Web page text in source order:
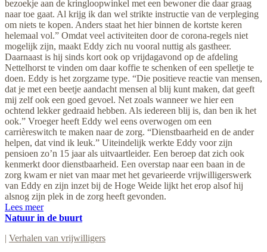
bezoekje aan de kringloopwinkel met een bewoner die daar graag
naar toe gaat. Al krijg ik dan wel strikte instructie van de verpleging
om niets te kopen. Anders staat het hier binnen de kortste keren
helemaal vol.” Omdat veel activiteiten door de corona-regels niet
mogelijk zijn, maakt Eddy zich nu vooral nuttig als gastheer.
Daarnaast is hij sinds kort ook op vrijdagavond op de afdeling
Nettelhorst te vinden om daar koffie te schenken of een spelletje te
doen. Eddy is het zorgzame type. “Die positieve reactie van mensen,
dat je met een beetje aandacht mensen al blij kunt maken, dat geeft
mij zelf ook een goed gevoel. Net zoals wanneer we hier een
ochtend lekker gedraaid hebben. Als iedereen blij is, dan ben ik het
ook.” Vroeger heeft Eddy wel eens overwogen om een
carrièreswitch te maken naar de zorg. “Dienstbaarheid en de ander
helpen, dat vind ik leuk.” Uiteindelijk werkte Eddy voor zijn
pensioen zo’n 15 jaar als uitvaartleider. Een beroep dat zich ook
kenmerkt door dienstbaarheid. Een overstap naar een baan in de
zorg kwam er niet van maar met het gevarieerde vrijwilligerswerk
van Eddy en zijn inzet bij de Hoge Weide lijkt het erop alsof hij
alsnog zijn plek in de zorg heeft gevonden.
Lees meer
Natuur in de buurt
| Verhalen van vrijwilligers